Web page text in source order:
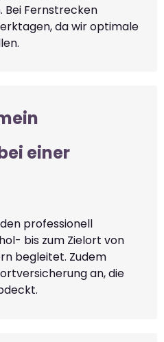
Bei Fernstrecken
da wir optimale
einer
professionell
bis zum Zielort von
begleitet. Zudem
an, die